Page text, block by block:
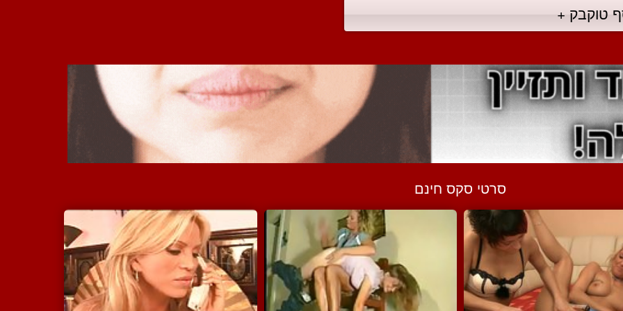
טוקבק +
סרטי סקס חינם